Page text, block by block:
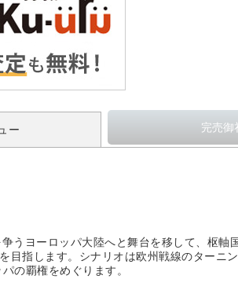
ー
うヨーロッパ大陸へと舞台を移して、枢軸
指します。シナリオは欧州戦線のターニ
の覇権をめぐります。